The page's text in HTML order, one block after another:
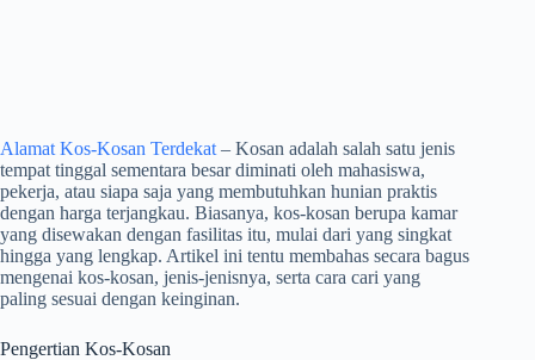
Alamat Kos-Kosan Terdekat – Kosan adalah salah satu jenis
tempat tinggal sementara besar diminati oleh mahasiswa,
pekerja, atau siapa saja yang membutuhkan hunian praktis
dengan harga terjangkau. Biasanya, kos-kosan berupa kamar
yang disewakan dengan fasilitas itu, mulai dari yang singkat
hingga yang lengkap. Artikel ini tentu membahas secara bagus
mengenai kos-kosan, jenis-jenisnya, serta cara cari yang
paling sesuai dengan keinginan.
Pengertian Kos-Kosan